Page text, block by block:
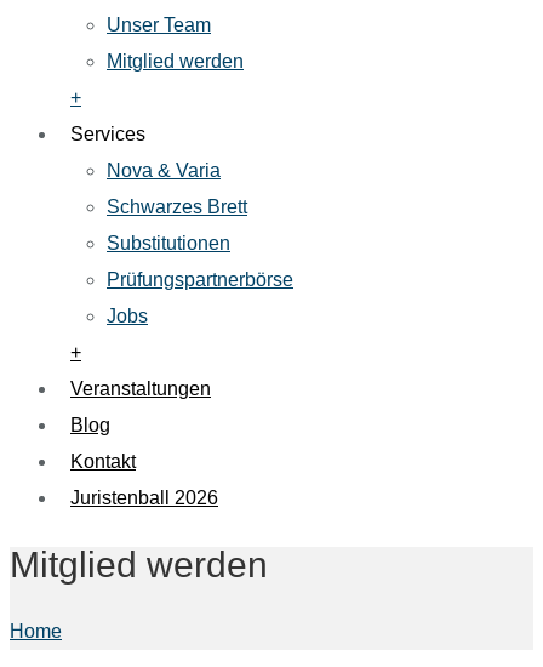
Unser Team
Mitglied werden
+
Services
Nova & Varia
Schwarzes Brett
Substitutionen
Prüfungspartnerbörse
Jobs
+
Veranstaltungen
Blog
Kontakt
Juristenball 2026
Mitglied werden
Home